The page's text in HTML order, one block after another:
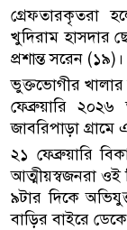
গ্রেফতারকৃতরা
খুদিরাম হাসদার
প্রশান্ত সরেন (১৯)।
ভুক্তভোগীর খালার
ফেব্রুয়ারি ২০২৬
জাবরিপাড়া গ্রামে
২১ ফেব্রুয়ারি
আত্মীয়স্বজনরা ওই
৯টার দিকে
বাড়ির বাইরে